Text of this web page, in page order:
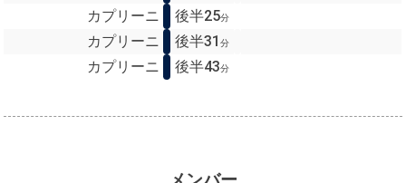
カプリーニ 後半25分
カプリーニ 後半31分
カプリーニ 後半43分